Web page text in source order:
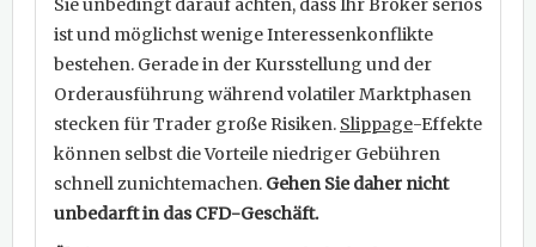
Sie unbedingt darauf achten, dass Ihr Broker seriös
ist und möglichst wenige Interessenkonflikte
bestehen. Gerade in der Kursstellung und der
Orderausführung während volatiler Marktphasen
stecken für Trader große Risiken. Slippage-Effekte
können selbst die Vorteile niedriger Gebühren
schnell zunichtemachen. Gehen Sie daher nicht
unbedarft in das CFD-Geschäft.